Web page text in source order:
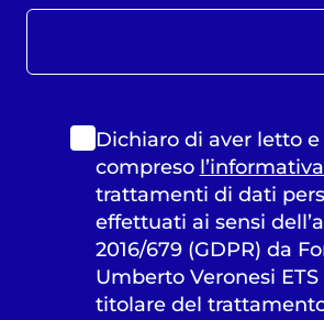
Dichiaro di aver letto e
compreso
trattamenti di dati
effettuati ai sensi
2016/679 (GDPR) da
Umberto Veronesi
titolare del